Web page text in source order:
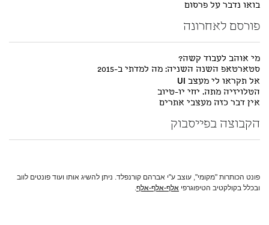
בואו נדבר על פרסום
פורסם לאחרונה
מי אוהב לעבוד קשה?
סטארטאפ השנה השניה: מה למדתי ב-2015
אל תקראו לי מעצב UI
הטלויזיה מתה. יחי יו-טיוב
אין דבר כזה מעצבי אתרים
הקבוצה בפייסבוק
פונט הכותרות "מקומי", עוצב ע"י אברהם קורנפלד. ניתן להשיג אותו ועוד פונטים לווב
ובכלל בקולקטיב הטיפוגרפי אלף-אלף-אלף